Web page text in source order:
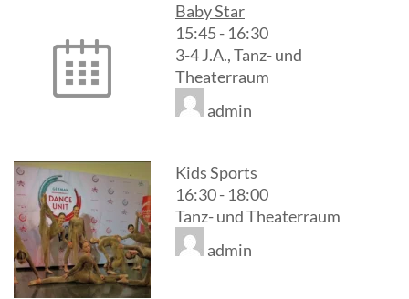
Baby Star
15:45- 16:30
3-4 J.A., Tanz- und
Theaterraum
admin
Kids Sports
16:30- 18:00
Tanz- und Theaterraum
admin